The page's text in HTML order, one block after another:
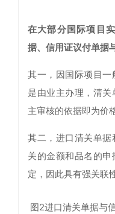
在大部分国际项目
据、信用证议付单据
其一，因国际项目
是由业主办理，清
主审核的依据即为价
其二，进口清关单
关的金额和品名的
定，因此具有强关联
图2进口清关单据与